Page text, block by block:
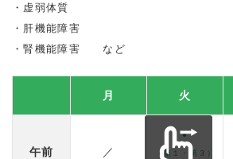
虚弱体質
肝機能障害
腎機能障害 など
月 火
午前 ／
●
（第１・第３）